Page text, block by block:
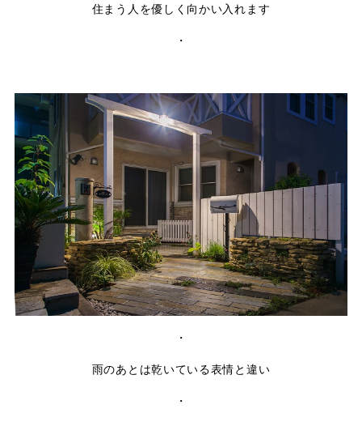
住まう人を優しく向かい入れます
・
・
雨のあとは乾いている表情と違い
・